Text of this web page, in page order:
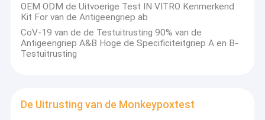
HPLC HbA1c Analysator
De Analysator van POCT HbA1c
De Reagentia van de hematologieanalysator
Uitrusting van de antigeen de Snelle Test
OEM ODM de Uitvoerige Test IN VITRO Kenmerkend
Kit For van de Antigeengriep ab
CoV-19 van de de Testuitrusting 90% van de
Antigeengriep A&B Hoge de Specificiteitgriep A en B-
Testuitrusting
De Uitrusting van de Monkeypoxtest
Met een investering van 10% van onze jaarlijkse verkoop
in R&D, geven wij nieuwe producten vrij elke jaren.
winnen meer en meer binnenlandse en internationale
samenwerking door bedrijfreputatie en productenkwaliteit
terwijl wij actief aan markten zoals MEDICA, AACC,